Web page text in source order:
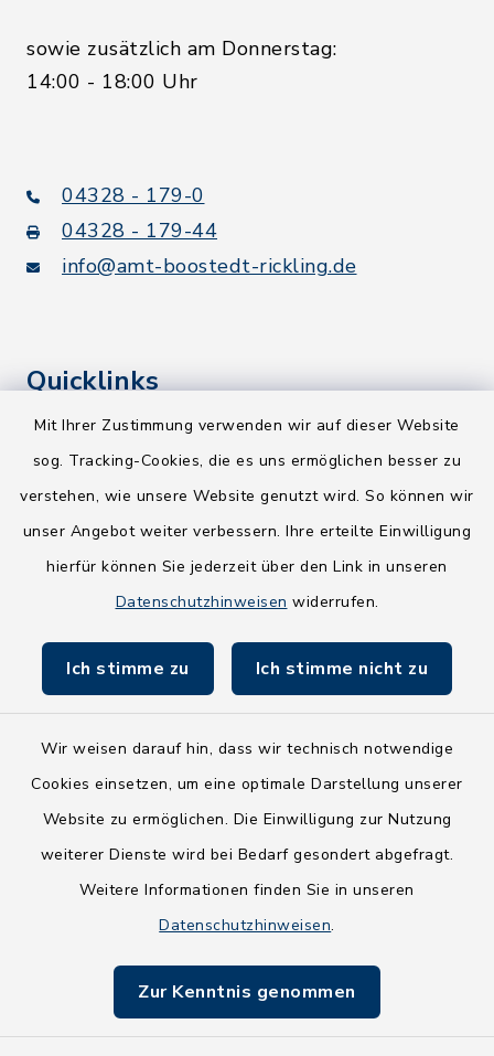
Mit Ihrer Zustimmung verwenden wir auf dieser Website
sog. Tracking-Cookies, die es uns ermöglichen besser zu
verstehen, wie unsere Website genutzt wird. So können wir
unser Angebot weiter verbessern. Ihre erteilte Einwilligung
hierfür können Sie jederzeit über den Link in unseren
Datenschutzhinweisen widerrufen.
Ich stimme zu Ich stimme nicht zu
Wir weisen darauf hin, dass wir technisch notwendige
Cookies einsetzen, um eine optimale Darstellung unserer
Website zu ermöglichen. Die Einwilligung zur Nutzung
weiterer Dienste wird bei Bedarf gesondert abgefragt.
Weitere Informationen finden Sie in unseren
Datenschutzhinweisen.
Zur Kenntnis genommen
sowie zusätzlich am Donnerstag:
14:00 - 18:00 Uhr
04328 - 179-0
04328 - 179-44
info@amt-boostedt-rickling.de
Quicklinks
Kreis Segeberg
NEU! Amtsbroschüre 2026
Holsteiner Auenland
Fundbüro
Barrierefreiheit
Impressum